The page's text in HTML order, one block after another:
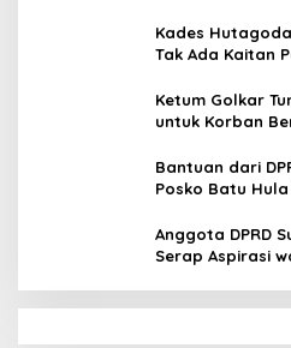
Kades
Tak Ada Kaitan
Ketum Golkar
untuk Korban
Bantuan dari
Posko Batu
Anggota DPRD
Serap Aspirasi